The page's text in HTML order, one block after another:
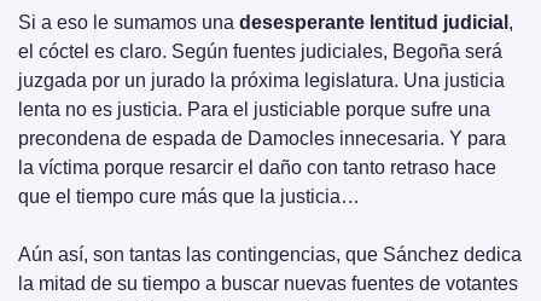
Si a eso le sumamos una desesperante lentitud judicial ,
el cóctel es claro. Según fuentes judiciales, Begoña será
juzgada por un jurado la próxima legislatura. Una justicia
lenta no es justicia. Para el justiciable porque sufre una
precondena de espada de Damocles innecesaria. Y para
la víctima porque resarcir el daño con tanto retraso hace
que el tiempo cure más que la justicia…
Aún así, son tantas las contingencias, que Sánchez dedica
la mitad de su tiempo a buscar nuevas fuentes de votantes